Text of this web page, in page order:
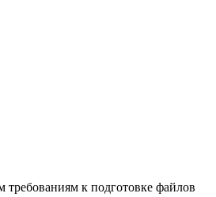
требованиям к подготовке файлов